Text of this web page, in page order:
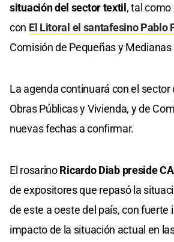
situación del sector textil, tal
con El Litoral el santafesino Pablo
Comisión de Pequeñas y
La agenda continuará con el sector
Obras Públicas y Vivienda, y de
nuevas fechas a confirmar.
El rosarinoRicardo Diab preside
de expositores que repasó la
de este a oeste del país, con fuerte
impacto de la situación actual en